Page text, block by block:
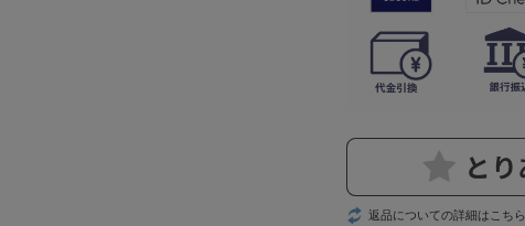
返品についての詳細はこちら